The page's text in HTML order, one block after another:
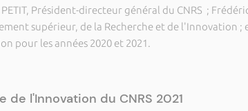
Président-directeur général du CNRS ;
supérieur, de la Recherche et de l'Innovation ;
pour les années 2020 et 2021.
de l'Innovation du CNRS 2021